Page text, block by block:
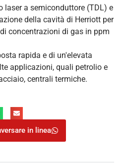
laser a semiconduttore (TDL) e
della cavità di Herriott per
concentrazioni di gas in ppm
rapida e di un'elevata
applicazioni, quali petrolio e
centrali termiche.
in linea